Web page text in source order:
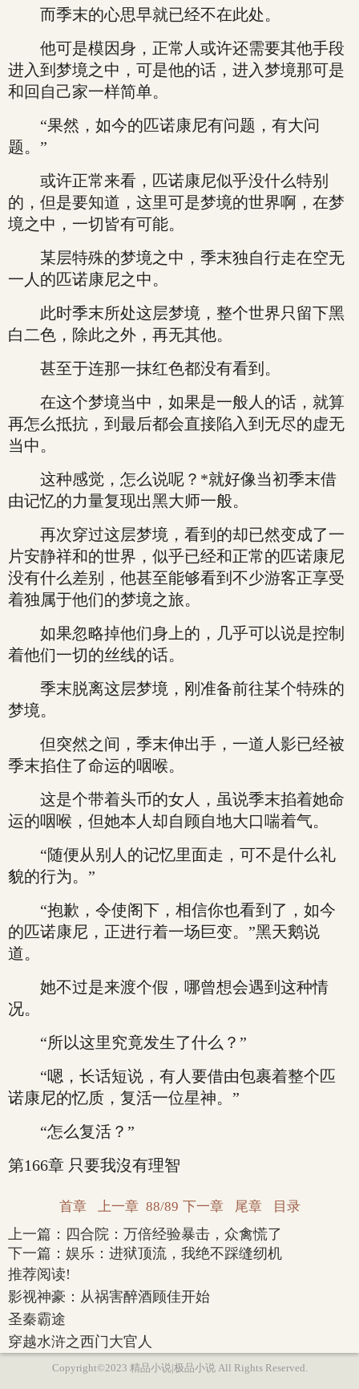
而季末的心思早就已经不在此处。
他可是模因身，正常人或许还需要其他手段
进入到梦境之中，可是他的话，进入梦境那可是
和回自己家一样简单。
“果然，如今的匹诺康尼有问题，有大问
题。”
或许正常来看，匹诺康尼似乎没什么特别
的，但是要知道，这里可是梦境的世界啊，在梦
境之中，一切皆有可能。
某层特殊的梦境之中，季末独自行走在空无
一人的匹诺康尼之中。
此时季末所处这层梦境，整个世界只留下黑
白二色，除此之外，再无其他。
甚至于连那一抹红色都没有看到。
在这个梦境当中，如果是一般人的话，就算
再怎么抵抗，到最后都会直接陷入到无尽的虚无
当中。
这种感觉，怎么说呢？*就好像当初季末借
由记忆的力量复现出黑大师一般。
再次穿过这层梦境，看到的却已然变成了一
片安静祥和的世界，似乎已经和正常的匹诺康尼
没有什么差别，他甚至能够看到不少游客正享受
着独属于他们的梦境之旅。
如果忽略掉他们身上的，几乎可以说是控制
着他们一切的丝线的话。
季末脱离这层梦境，刚准备前往某个特殊的
梦境。
但突然之间，季末伸出手，一道人影已经被
季末掐住了命运的咽喉。
这是个带着头币的女人，虽说季末掐着她命
运的咽喉，但她本人却自顾自地大口喘着气。
“随便从别人的记忆里面走，可不是什么礼
貌的行为。”
“抱歉，令使阁下，相信你也看到了，如今
的匹诺康尼，正进行着一场巨变。”黑天鹅说
道。
她不过是来渡个假，哪曾想会遇到这种情
况。
“所以这里究竟发生了什么？”
“嗯，长话短说，有人要借由包裹着整个匹
诺康尼的忆质，复活一位星神。”
“怎么复活？”
第166章 只要我沒有理智
首章 上一章 88/89 下一章 尾章 目录
上一篇： 四合院：万倍经验暴击，众禽慌了
下一篇： 娱乐：进狱顶流，我绝不踩缝纫机
推荐阅读!
影视神豪：从祸害醉酒顾佳开始
圣秦霸途
穿越水浒之西门大官人
Copyright©2023 精品小说|极品小说 All Rights Reserved.